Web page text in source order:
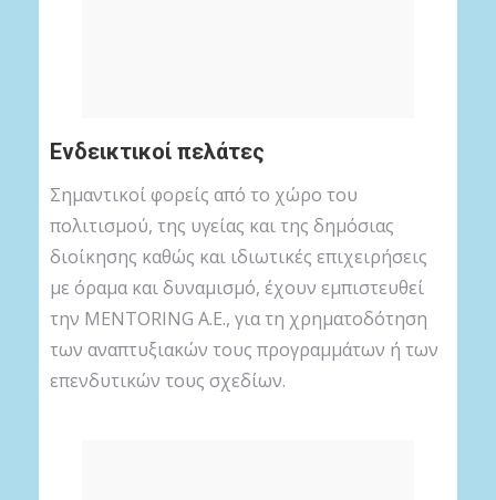
Ενδεικτικοί πελάτες
Σημαντικοί φορείς από το χώρο του
πολιτισμού, της υγείας και της δημόσιας
διοίκησης καθώς και ιδιωτικές επιχειρήσεις
με όραμα και δυναμισμό, έχουν εμπιστευθεί
την MENTORING A.E., για τη χρηματοδότηση
των αναπτυξιακών τους προγραμμάτων ή των
επενδυτικών τους σχεδίων.